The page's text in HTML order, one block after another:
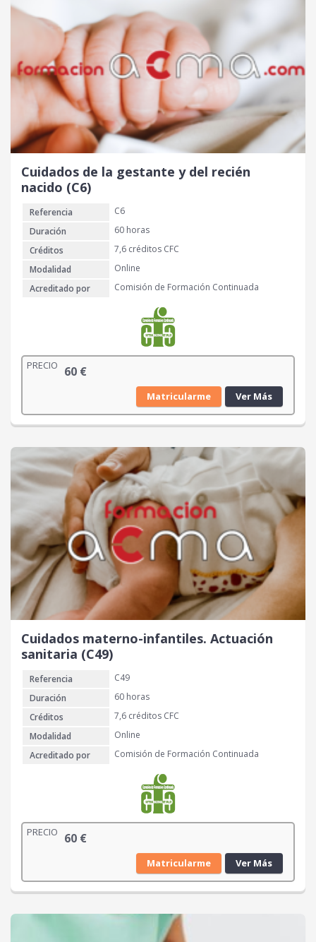
Cuidados de la gestante y del recién
nacido (C6)
Referencia
C6
Duración
60 horas
Créditos
7,6 créditos CFC
Modalidad
Online
Acreditado por
Comisión de Formación Continuada
PRECIO 60 €
Matricularme Ver Más
Cuidados materno-infantiles. Actuación
sanitaria (C49)
Referencia
C49
Duración
60 horas
Créditos
7,6 créditos CFC
Modalidad
Online
Acreditado por
Comisión de Formación Continuada
PRECIO 60 €
Matricularme Ver Más